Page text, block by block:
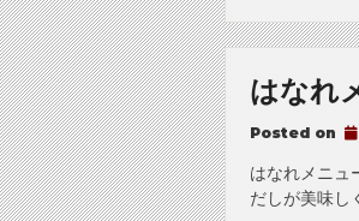
はなれ
Posted on
はなれメニュ
だしが美味し